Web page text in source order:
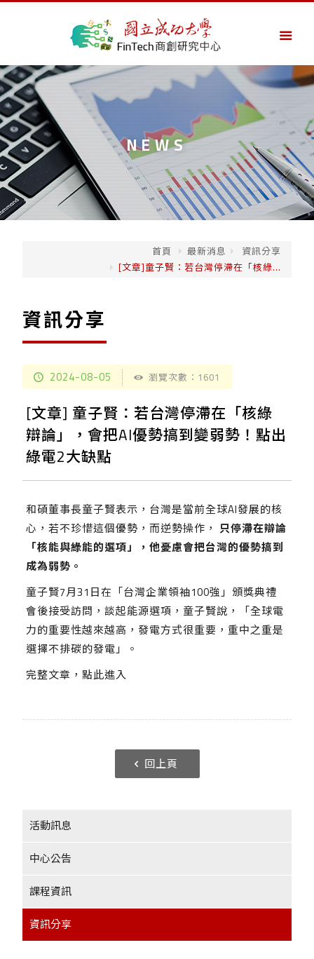
NEWS
首頁 最新消息
資訊分享
[文章]童子賢：若台灣停滯在「核綠...
資訊分享
2024-08-05 瀏覽次數：1601
[文章] 童子賢：若台灣停滯在「核綠
辯論」，會把AI優勢搞到變弱勢！點出
綠電2大缺點
和碩董事長童子賢表示，台灣是當前全球AI發展的核
心，若不珍惜這個優勢，而逆勢操作， 只停滯在辯論
「核能與綠能的選項」，他憂慮會把台灣的優勢搞到
成為弱勢。
童子賢7月31日在「台灣企業領袖100強」頒獎典禮
會後接受訪問，談起能源選項，童子賢說，「全球電
力的重要性越來越高，發電方式很重要，重中之重是
選擇不排碳的發電」。
完整文章，點此進入
回上頁
活動訊息
中心公告
課程資訊
資訊分享